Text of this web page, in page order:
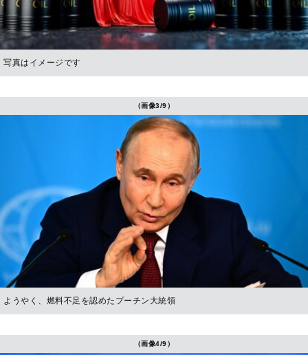
写真はイメージです
（画像3/9）
ようやく、燃料不足を認めたプーチン大統領
（画像4/9）